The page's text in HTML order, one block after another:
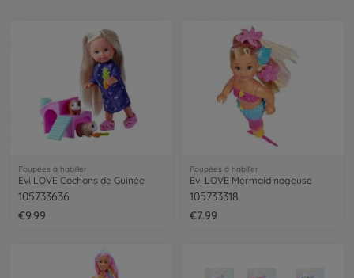
Poupées à habiller
Evi LOVE Cochons de Guinée
105733636
€9.99
Poupées à habiller
Evi LOVE Mermaid nageuse
105733318
€7.99